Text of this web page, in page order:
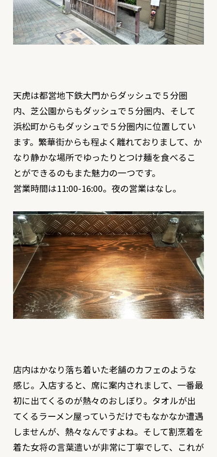
天虎は都営地下鉄大門からダッシュで５分圏
内、芝公園からもダッシュで５分圏内、そして
浜松町からもダッシュで５分圏内に位置してい
ます。繁華街からも程よく離れておりまして、か
なり静かな場所でゆったりとつけ麺を食べるこ
とができるのもまた魅力の一つです。
営業時間は11:00-16:00。夜の営業はなし。
店内はかなり落ち着いた老舗のカフェのような
感じ。入店すると、席に案内されまして、一番最
初に出てくるのが熱々のおしぼり。タオルが出
てくるラーメン屋っていうだけでもなかなか遭遇
しませんが、熱々なんですよね。そして割烹着を
着た女将の言葉遣いが非常に丁寧でして、これが